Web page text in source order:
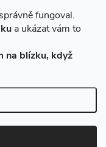
fungoval.
a ukázat vám to
na blízku, když
na Shoptetu máme od DF
práva vyhrazena.